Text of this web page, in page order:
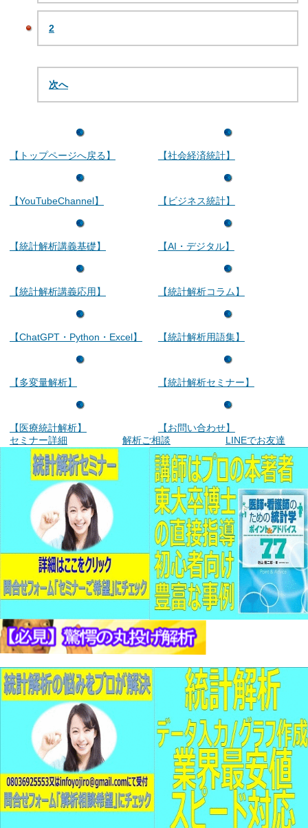
2
次へ
【トップページへ戻る】
【YouTubeChannel】
【統計解析講義基礎】
【統計解析講義応用】
【ChatGPT・Python・Excel】
【多変量解析】
【医療統計解析】
【社会経済統計】
【ビジネス統計】
【AI・デジタル】
【統計解析コラム】
【統計解析用語集】
【統計解析セミナー】
【お問い合わせ】
セミナー詳細
解析ご相談 LINEでお友達